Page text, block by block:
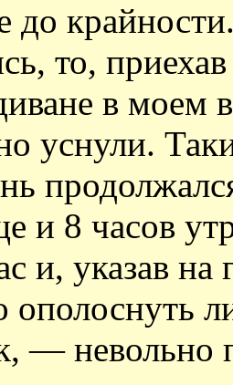
до
то,
в моем
уснули.
и 8 часов
и, указав на
—